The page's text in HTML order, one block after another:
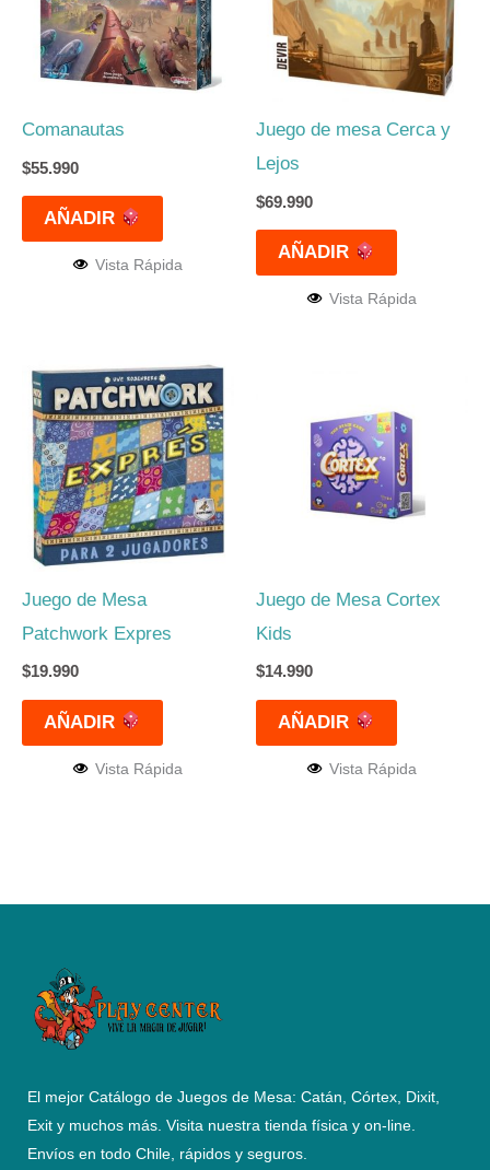
Comanautas
$55.990
AÑADIR
Vista Rápida
Juego de mesa Cerca y
Lejos
$69.990
AÑADIR
Vista Rápida
Juego de Mesa
Patchwork Expres
$19.990
AÑADIR
Vista Rápida
Juego de Mesa Cortex
Kids
$14.990
AÑADIR
Vista Rápida
El mejor Catálogo de Juegos de Mesa: Catán, Córtex, Dixit,
Exit y muchos más. Visita nuestra tienda física y on-line.
Envíos en todo Chile, rápidos y seguros.